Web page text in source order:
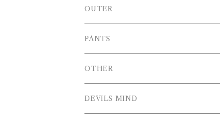
T-SHIRT
LONG T-SHIRT
OUTER
Blouson
SWEAT
HOODIE
PANTS
OTHER
DEVILS MIND